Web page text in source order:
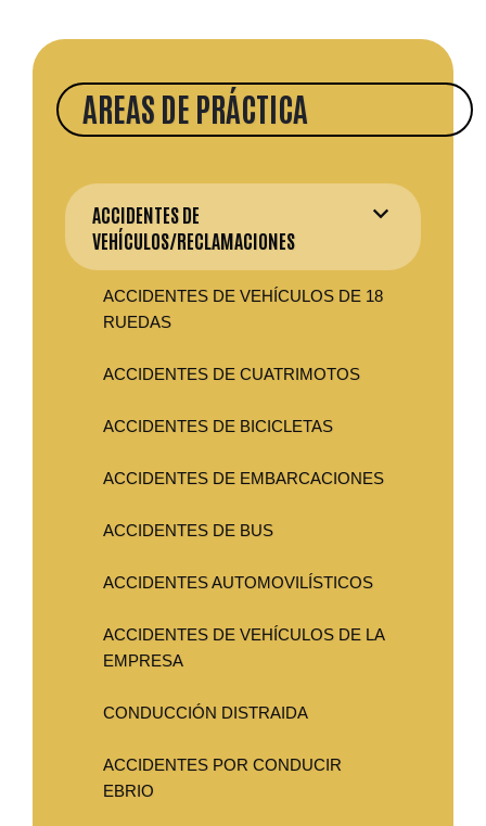
AREAS DE PRÁCTICA
ACCIDENTES DE
VEHÍCULOS/RECLAMACIONES
ACCIDENTES DE VEHÍCULOS DE 18
RUEDAS
ACCIDENTES DE CUATRIMOTOS
ACCIDENTES DE BICICLETAS
ACCIDENTES DE EMBARCACIONES
ACCIDENTES DE BUS
ACCIDENTES AUTOMOVILÍSTICOS
ACCIDENTES DE VEHÍCULOS DE LA
EMPRESA
CONDUCCIÓN DISTRAIDA
ACCIDENTES POR CONDUCIR
EBRIO